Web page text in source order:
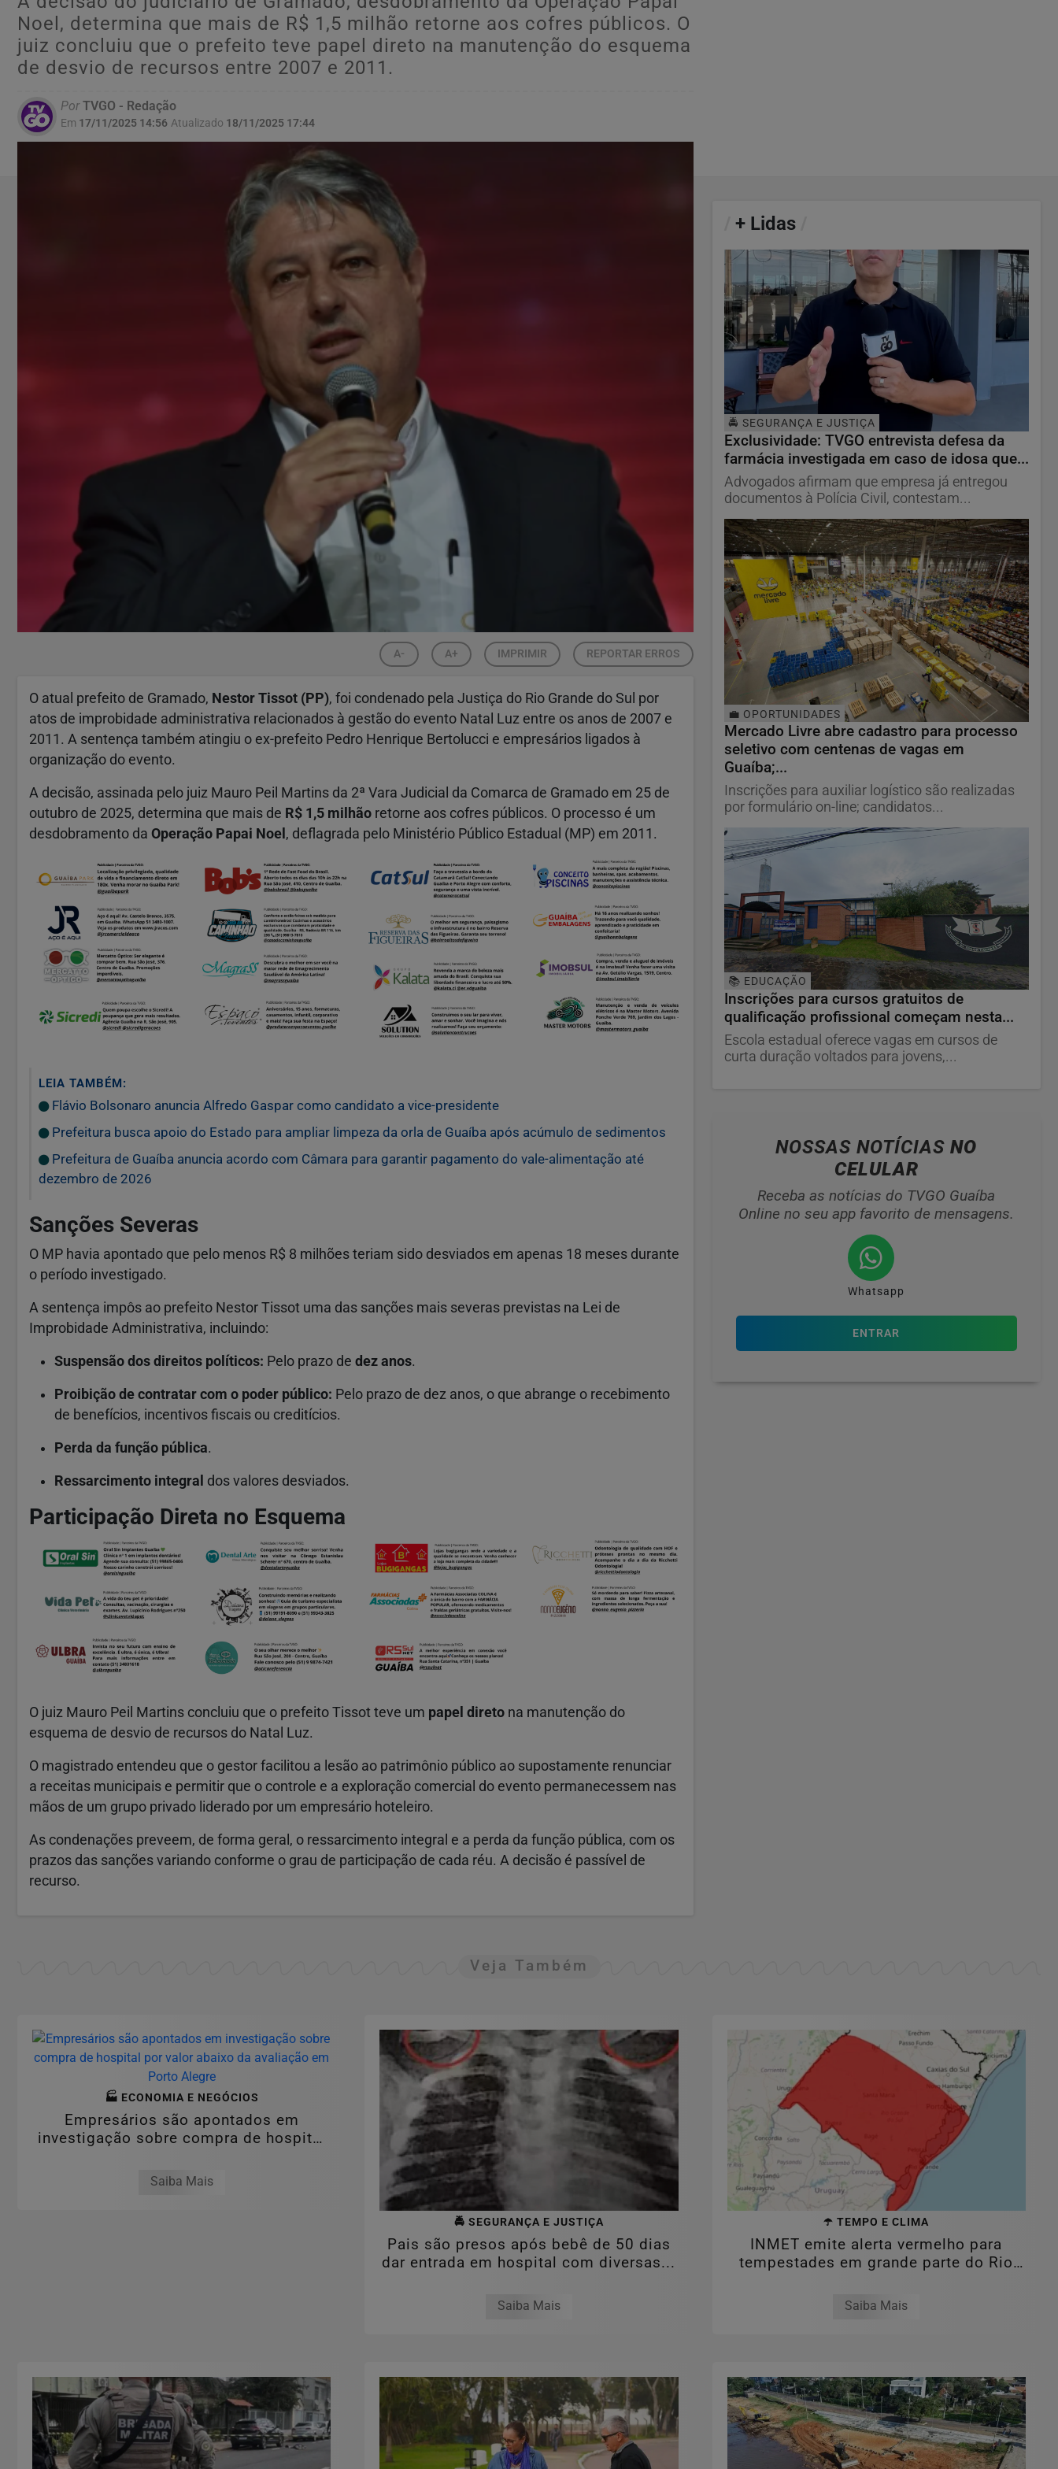
Noel, determina que mais de R$ 1,5 milhão retorne aos cofres públicos. O
juiz concluiu que o prefeito teve papel direto na manutenção do esquema
de desvio de recursos entre 2007 e 2011.
PorTVGO - Redação
Em 17/11/2025 14:56 Atualizado 18/11/2025 17:44
A- A+ IMPRIMIR REPORTAR ERROS
O atual prefeito de Gramado, Nestor Tissot (PP), foi condenado pela Justiça do Rio Grande do Sul por
atos de improbidade administrativa relacionados à gestão do evento Natal Luz entre os anos de 2007 e
2011. A sentença também atingiu o ex-prefeito Pedro Henrique Bertolucci e empresários ligados à
organização do evento.
A decisão, assinada pelo juiz Mauro Peil Martins da 2ª Vara Judicial da Comarca de Gramado em 25 de
outubro de 2025, determina que mais de R$ 1,5 milhão retorne aos cofres públicos. O processo é um
desdobramento da Operação Papai Noel , deflagrada pelo Ministério Público Estadual (MP) em 2011.
LEIA TAMBÉM:
Flávio Bolsonaro anuncia Alfredo Gaspar como candidato a vice-presidente
Prefeitura busca apoio do Estado para ampliar limpeza da orla de Guaíba após acúmulo de sedimentos
Prefeitura de Guaíba anuncia acordo com Câmara para garantir pagamento do vale-alimentação até
dezembro de 2026
Sanções Severas
O MP havia apontado que pelo menos R$ 8 milhões teriam sido desviados em apenas 18 meses durante
o período investigado.
A sentença impôs ao prefeito Nestor Tissot uma das sanções mais severas previstas na Lei de
Improbidade Administrativa, incluindo:
Suspensão dos direitos políticos: Pelo prazo de dez anos.
Proibição de contratar com o poder público: Pelo prazo de dez anos, o que abrange o recebimento
de benefícios, incentivos fiscais ou creditícios.
Perda da função pública.
Ressarcimento integral dos valores desviados.
Participação Direta no Esquema
O juiz Mauro Peil Martins concluiu que o prefeito Tissot teve um papel direto na manutenção do
esquema de desvio de recursos do Natal Luz.
O magistrado entendeu que o gestor facilitou a lesão ao patrimônio público ao supostamente renunciar
a receitas municipais e permitir que o controle e a exploração comercial do evento permanecessem nas
mãos de um grupo privado liderado por um empresário hoteleiro.
As condenações preveem, de forma geral, o ressarcimento integral e a perda da função pública, com os
prazos das sanções variando conforme o grau de participação de cada réu. A decisão é passível de
recurso.
+ Lidas
🚔 SEGURANÇA E JUSTIÇA
Exclusividade: TVGO entrevista defesa da
farmácia investigada em caso de idosa que...
Advogados afirmam que empresa já entregou
documentos à Polícia Civil, contestam...
💼 OPORTUNIDADES
Mercado Livre abre cadastro para processo
seletivo com centenas de vagas em
Guaíba;...
Inscrições para auxiliar logístico são realizadas
por formulário on-line; candidatos...
📚 EDUCAÇÃO
Inscrições para cursos gratuitos de
qualificação profissional começam nesta...
Escola estadual oferece vagas em cursos de
curta duração voltados para jovens,...
NOSSAS NOTÍCIASNO
CELULAR
Receba as notícias do TVGO Guaíba
Online no seu app favorito de mensagens.
Whatsapp
ENTRAR
Veja Também
🏭 ECONOMIA E NEGÓCIOS
Empresários são apontados em
investigação sobre compra de hospital
Saiba Mais
🚔 SEGURANÇA E JUSTIÇA
Pais são presos após bebê de 50 dias
dar entrada em hospital com diversas...
Saiba Mais
☂️ TEMPO E CLIMA
INMET emite alerta vermelho para
tempestades em grande parte do Rio
Saiba Mais